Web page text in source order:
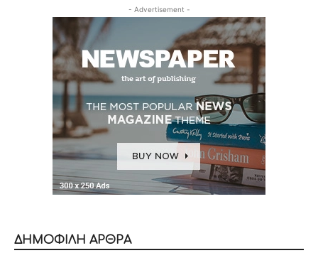
- Advertisement -
ΔΗΜΟΦΙΛΗ ΑΡΘΡΑ